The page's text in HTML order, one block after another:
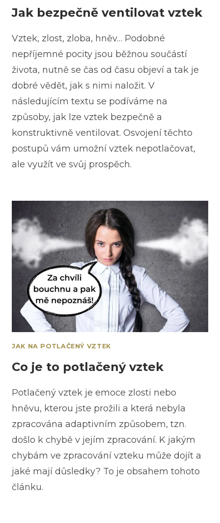
Jak bezpečně ventilovat vztek
Vztek, zlost, zloba, hněv… Podobné
nepříjemné pocity jsou běžnou součástí
života, nutně se čas od času objeví a tak je
dobré vědět, jak s nimi naložit. V
následujícím textu se podíváme na
způsoby, jak lze vztek bezpečně a
konstruktivně ventilovat. Osvojení těchto
postupů vám umožní vztek nepotlačovat,
ale využít ve svůj prospěch.
JAK NA POTLAČENÝ VZTEK
Co je to potlačený vztek
Potlačený vztek je emoce zlosti nebo
hněvu, kterou jste prožili a která nebyla
zpracována adaptivním způsobem, tzn.
došlo k chybě v jejím zpracování. K jakým
chybám ve zpracování vzteku může dojít a
jaké mají důsledky? To je obsahem tohoto
článku.